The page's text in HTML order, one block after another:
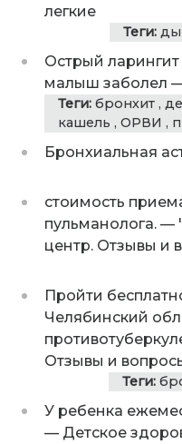
легкие
Теги:
Острый
малыш заболел
Теги: бронхит ,
кашель , ОРВИ ,
Бронхиальная
стоимость
пульманолога. —
центр. Отзывы и
Пройти
Челябинский
Отзывы и
Теги:
У ребенка
— Детское